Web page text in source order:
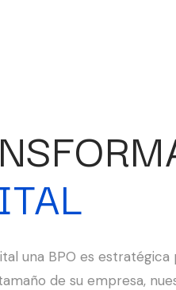
una BPO es estratégica
de su empresa,